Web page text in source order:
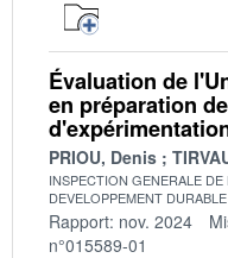
Évaluation de
en préparation
PRIOU, Denis
INSPECTION GENERALE
DEVELOPPEMENT
Rapport: nov. 2024
n°015589-01